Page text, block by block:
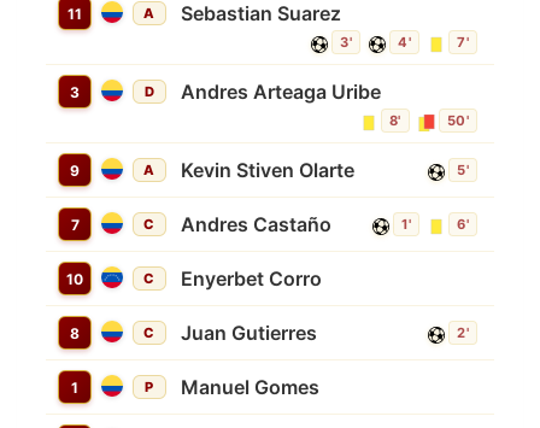
11 A Sebastian Suarez
3' 4' 7'
3 D Andres Arteaga Uribe
8' 50'
9 A Kevin Stiven Olarte 5'
7 C Andres Castaño 1' 6'
10 C Enyerbet Corro
8 C Juan Gutierres 2'
1 P Manuel Gomes